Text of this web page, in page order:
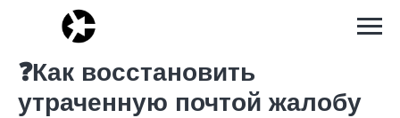
❓Как восстановить
утраченную почтой жалобу